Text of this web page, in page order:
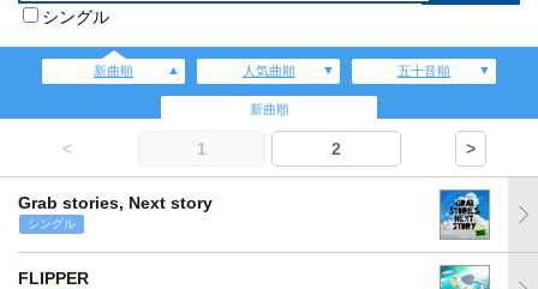
シングル
新曲順 人気曲順 五十音順
新曲順
< 1 2 >
Grab stories, Next story
シングル
FLIPPER